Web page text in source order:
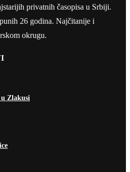
privatnih časopisa u Srbiji.
26 godina. Najčitanije i
okrugu.
Zlakusi